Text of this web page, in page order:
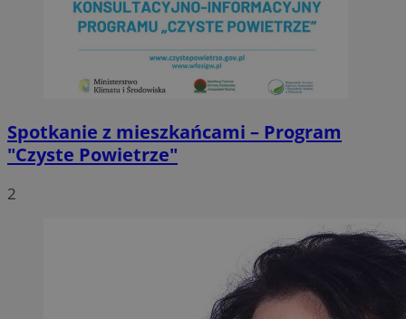
Spotkanie z mieszkańcami – Program
"Czyste Powietrze"
2